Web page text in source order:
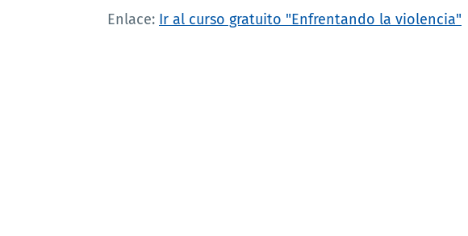
Enlace: Ir al curso gratuito "Enfrentando la violencia"